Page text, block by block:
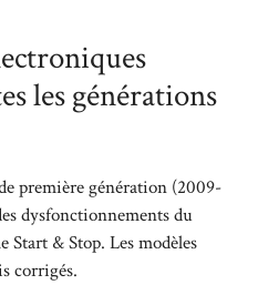
les générations
première génération (2009-
dysfonctionnements du
Start & Stop. Les modèles
corrigés.